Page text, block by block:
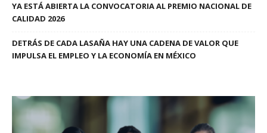
YA ESTÁ ABIERTA LA CONVOCATORIA AL PREMIO NACIONAL DE
CALIDAD 2026
DETRÁS DE CADA LASAÑA HAY UNA CADENA DE VALOR QUE
IMPULSA EL EMPLEO Y LA ECONOMÍA EN MÉXICO